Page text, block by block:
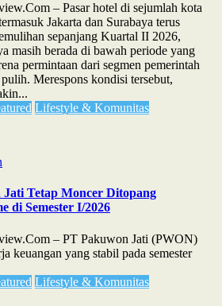
– Pasar hotel di sejumlah kota
Jakarta dan Surabaya terus
sepanjang Kuartal II 2026,
masih berada di bawah periode yang
permintaan dari segmen pemerintah
Merespons kondisi tersebut,
Lifestyle & Komunitas
Tetap Moncer Ditopang
di Semester I/2026
– PT Pakuwon Jati (PWON)
keuangan yang stabil pada semester
Lifestyle & Komunitas